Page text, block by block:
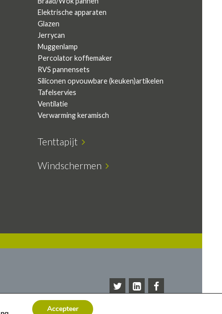
Elektrische apparaten
Glazen
Jerrycan
Muggenlamp
Percolator koffiemaker
RVS pannensets
Siliconen opvouwbare (keuken)artikelen
Tafelservies
Ventilatie
Verwarming keramisch
Tenttapijt
Windschermen
Accepteer